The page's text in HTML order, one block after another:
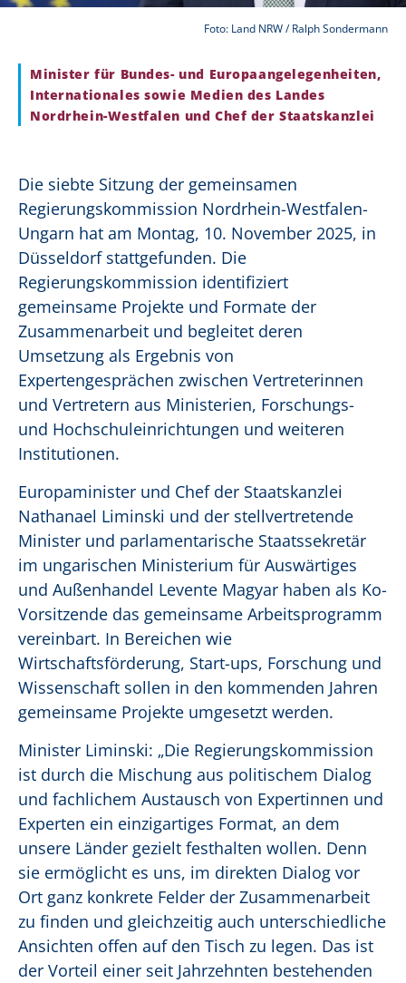
Foto: Land NRW / Ralph Sondermann
Minister für Bundes- und Europaangelegenheiten,
Internationales sowie Medien des Landes
Nordrhein-Westfalen und Chef der Staatskanzlei
Die siebte Sitzung der gemeinsamen
Regierungskommission Nordrhein-Westfalen-
Ungarn hat am Montag, 10. November 2025, in
Düsseldorf stattgefunden. Die
Regierungskommission identifiziert
gemeinsame Projekte und Formate der
Zusammenarbeit und begleitet deren
Umsetzung als Ergebnis von
Expertengesprächen zwischen Vertreterinnen
und Vertretern aus Ministerien, Forschungs-
und Hochschuleinrichtungen und weiteren
Institutionen.
Europaminister und Chef der Staatskanzlei
Nathanael Liminski und der stellvertretende
Minister und parlamentarische Staatssekretär
im ungarischen Ministerium für Auswärtiges
und Außenhandel Levente Magyar haben als Ko-
Vorsitzende das gemeinsame Arbeitsprogramm
vereinbart. In Bereichen wie
Wirtschaftsförderung, Start-ups, Forschung und
Wissenschaft sollen in den kommenden Jahren
gemeinsame Projekte umgesetzt werden.
Minister Liminski: „Die Regierungskommission
ist durch die Mischung aus politischem Dialog
und fachlichem Austausch von Expertinnen und
Experten ein einzigartiges Format, an dem
unsere Länder gezielt festhalten wollen. Denn
sie ermöglicht es uns, im direkten Dialog vor
Ort ganz konkrete Felder der Zusammenarbeit
zu finden und gleichzeitig auch unterschiedliche
Ansichten offen auf den Tisch zu legen. Das ist
der Vorteil einer seit Jahrzehnten bestehenden